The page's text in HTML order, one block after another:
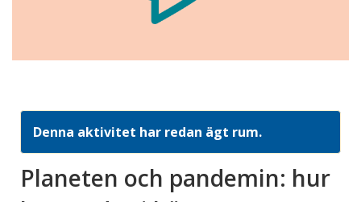
Denna aktivitet har redan ägt rum.
Planeten och pandemin: hur